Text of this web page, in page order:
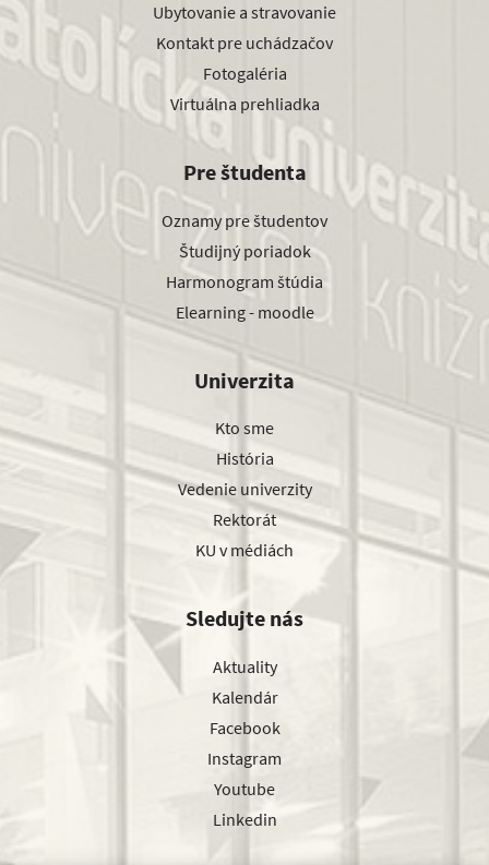
Ubytovanie a stravovanie
Kontakt pre uchádzačov
Fotogaléria
Virtuálna prehliadka
Pre študenta
Oznamy pre študentov
Študijný poriadok
Harmonogram štúdia
Elearning - moodle
Univerzita
Kto sme
História
Vedenie univerzity
Rektorát
KU v médiách
Sledujte nás
Aktuality
Kalendár
Facebook
Instagram
Youtube
Linkedin